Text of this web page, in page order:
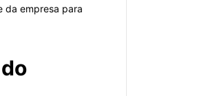
da empresa para